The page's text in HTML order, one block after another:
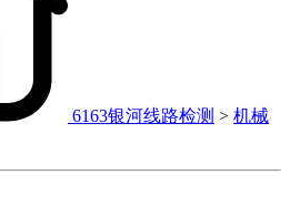
6163银河线路检测 > 机械